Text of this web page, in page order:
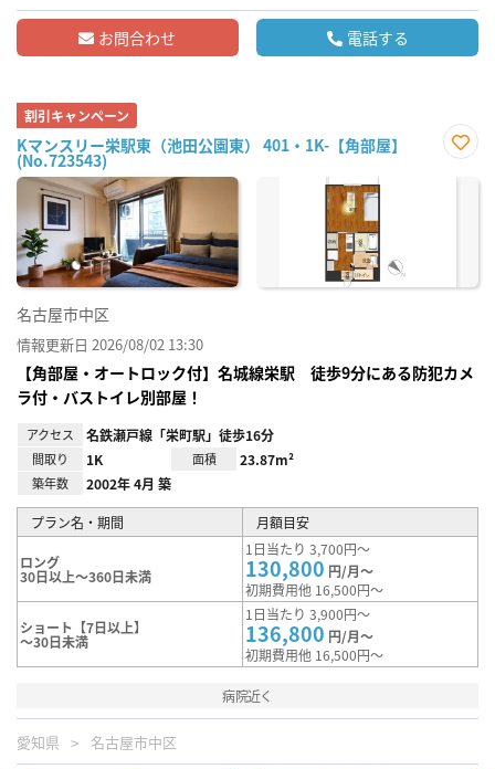
お問合わせ 電話する
割引キャンペーン
Kマンスリー栄駅東（池田公園東） 401・1K-【角部屋】
(No.723543)
に入
名古屋市中区
情報更新日 2026/08/02 13:30
【角部屋・オートロック付】名城線栄駅 徒歩9分にある防犯カメ
ラ付・バストイレ別部屋！
アクセス 名鉄瀬戸線「栄町駅」徒歩16分
間取り 1K 面積 23.87m²
築年数 2002年 4月 築
プラン名・期間 月額目安
ロング
30日以上～360日未満
1日当たり 3,700円～
130,800 円/月～
初期費用他 16,500円～
ショート【7日以上】
～30日未満
1日当たり 3,900円～
136,800 円/月～
初期費用他 16,500円～
病院近く
愛知県 名古屋市中区